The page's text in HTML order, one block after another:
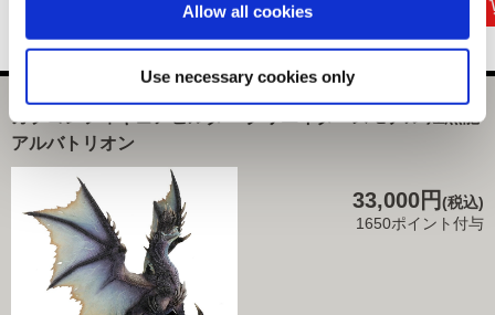
Allow all cookies
Use necessary cookies only
カプコンフィギュアビルダー クリエイターズモデル 煌黒龍
アルバトリオン
33,000円(税込)
1650ポイント付与